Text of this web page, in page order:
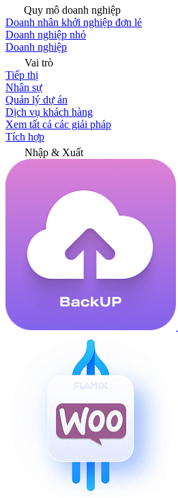
Quy mô doanh nghiệp
Doanh nhân khởi nghiệp đơn lẻ
Doanh nghiệp nhỏ
Doanh nghiệp
Vai trò
Tiếp thị
Nhân sự
Quản lý dự án
Dịch vụ khách hàng
Xem tất cả các giải pháp
Tích hợp
Nhập & Xuất